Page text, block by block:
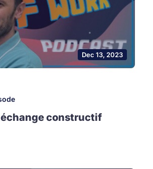
Dec 13, 2023
échange constructif